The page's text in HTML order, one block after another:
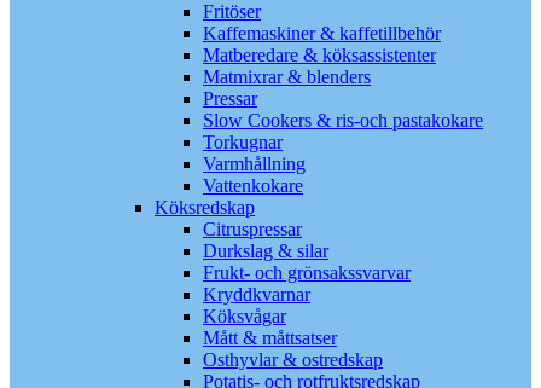
Fritöser
Kaffemaskiner & kaffetillbehör
Matberedare & köksassistenter
Matmixrar & blenders
Pressar
Slow Cookers & ris-och pastakokare
Torkugnar
Varmhållning
Vattenkokare
Köksredskap
Citruspressar
Durkslag & silar
Frukt- och grönsakssvarvar
Kryddkvarnar
Köksvågar
Mått & måttsatser
Osthyvlar & ostredskap
Potatis- och rotfruktsredskap